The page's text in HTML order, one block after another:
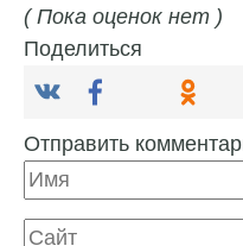
( Пока оценок нет )
Поделиться
Отправить
Имя
Сайт